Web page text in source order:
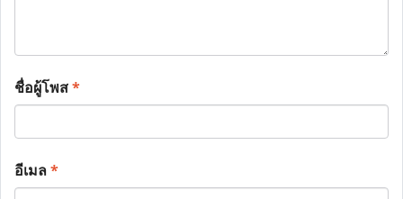
ชื่อผู้โพส*
อีเมล*